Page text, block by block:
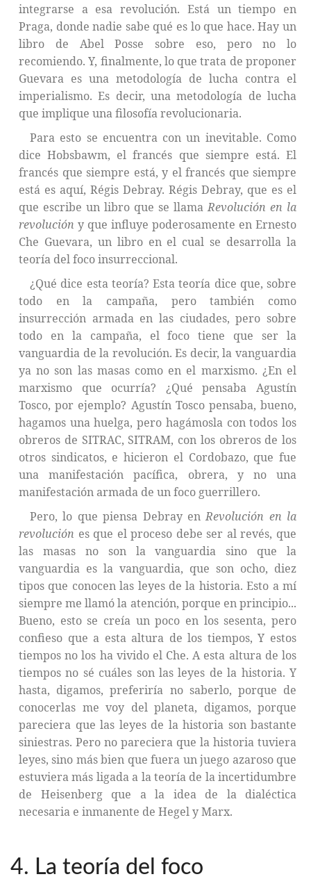
integrarse a esa revolución. Está un tiempo en
Praga, donde nadie sabe qué es lo que hace. Hay un
libro de Abel Posse sobre eso, pero no lo
recomiendo. Y, finalmente, lo que trata de proponer
Guevara es una metodología de lucha contra el
imperialismo. Es decir, una metodología de lucha
que implique una filosofía revolucionaria.
Para esto se encuentra con un inevitable. Como
dice Hobsbawm, el francés que siempre está. El
francés que siempre está, y el francés que siempre
está es aquí, Régis Debray. Régis Debray, que es el
que escribe un libro que se llamaRevolución en la
revolución y que influye poderosamente en Ernesto
Che Guevara, un libro en el cual se desarrolla la
teoría del foco insurreccional.
¿Qué dice esta teoría? Esta teoría dice que, sobre
todo en la campaña, pero también como
insurrección armada en las ciudades, pero sobre
todo en la campaña, el foco tiene que ser la
vanguardia de la revolución. Es decir, la vanguardia
ya no son las masas como en el marxismo. ¿En el
marxismo que ocurría? ¿Qué pensaba Agustín
Tosco, por ejemplo? Agustín Tosco pensaba, bueno,
hagamos una huelga, pero hagámosla con todos los
obreros de SITRAC, SITRAM, con los obreros de los
otros sindicatos, e hicieron el Cordobazo, que fue
una manifestación pacífica, obrera, y no una
manifestación armada de un foco guerrillero.
Pero, lo que piensa Debray enRevolución en la
revolución es que el proceso debe ser al revés, que
las masas no son la vanguardia sino que la
vanguardia es la vanguardia, que son ocho, diez
tipos que conocen las leyes de la historia. Esto a mí
siempre me llamó la atención, porque en principio...
Bueno, esto se creía un poco en los sesenta, pero
confieso que a esta altura de los tiempos, Y estos
tiempos no los ha vivido el Che. A esta altura de los
tiempos no sé cuáles son las leyes de la historia. Y
hasta, digamos, preferiría no saberlo, porque de
conocerlas me voy del planeta, digamos, porque
pareciera que las leyes de la historia son bastante
siniestras. Pero no pareciera que la historia tuviera
leyes, sino más bien que fuera un juego azaroso que
estuviera más ligada a la teoría de la incertidumbre
de Heisenberg que a la idea de la dialéctica
necesaria e inmanente de Hegel y Marx.
4. La teoría del foco